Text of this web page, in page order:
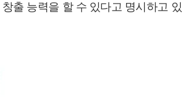
출 능력을 할 수 있다고 명시하고 있